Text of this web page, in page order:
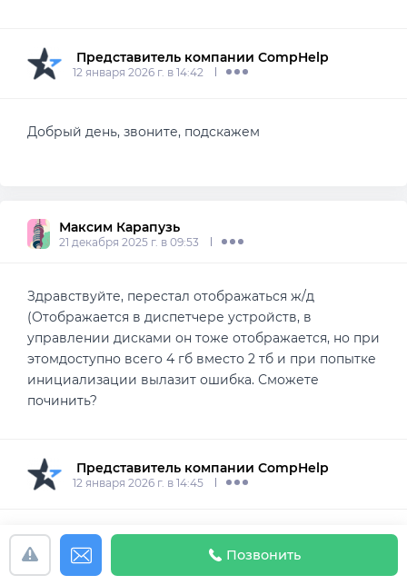
Представитель компании CompHelp
12 января 2026 г. в 14:42
Добрый день, звоните, подскажем
Максим Карапузь
21 декабря 2025 г. в 09:53
Здравствуйте, перестал отображаться ж/д
(Отображается в диспетчере устройств, в
управлении дисками он тоже отображается, но при
этомдоступно всего 4 гб вместо 2 тб и при попытке
инициализации вылазит ошибка. Сможете
починить?
Представитель компании CompHelp
12 января 2026 г. в 14:45
Добрый день Максим, сможем, звоните)
Позвонить